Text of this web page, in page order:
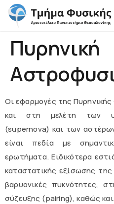
Πυρηνική
Οι εφαρμογές της
και στη μελέτη των
(supernova) και των
είναι πεδία με
ερωτήματα. Ειδικότερα
καταστατικής εξίσωσης
βαρυονικές πυκνότητες,
σύζευξης (pairing), καθώς